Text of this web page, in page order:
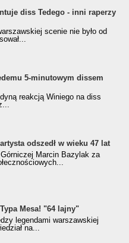
diss Tedego - inni raperzy
scenie nie było od
5-minutowym dissem
reakcją Winiego na diss
odszedł w wieku 47 lat
Marcin Bazylak za
Mesa! "64 lajny"
legendami warszawskiej
na...